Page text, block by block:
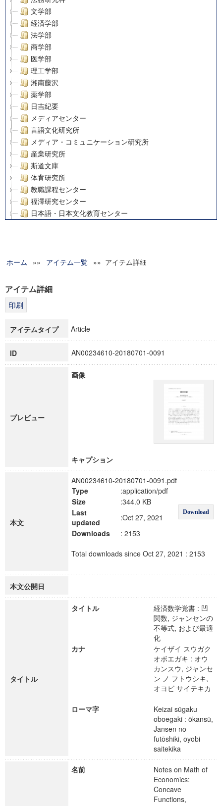
文学部
経済学部
法学部
商学部
医学部
理工学部
湘南藤沢
薬学部
日吉紀要
メディアセンター
言語文化研究所
メディア・コミュニケーション研究所
産業研究所
斯道文庫
体育研究所
教職課程センター
福澤研究センター
日本語・日本文化教育センター
グローバルリサーチインスティテュート
科学研究費補助金研究成果報告書
博士課程教育リーディングプログラム「超成熟社会発展のサ
ホーム »» アイテム一覧 »» アイテム詳細
アイテム詳細
アイテムタイプ Article
ID AN00234610-20180701-0091
プレビュー
画像
キャプション
本文
AN00234610-20180701-0091.pdf
Type
:application/pdf
Download
Size
:344.0 KB
Last
updated
:Oct 27, 2021
Downloads
: 2153
Total downloads since Oct 27, 2021 : 2153
本文公開日
タイトル
タイトル
経済数学覚書 : 凹
関数, ジャンセンの
不等式, および最適
化
カナ
ケイザイ スウガク
オボエガキ : オウ
カンスウ, ジャンセ
ン ノ フトウシキ,
オヨビ サイテキカ
ローマ字
Keizai sūgaku
oboegaki : ōkansū,
Jansen no
futōshiki, oyobi
saitekika
名前
Notes on Math of
Economics:
Concave
Functions,